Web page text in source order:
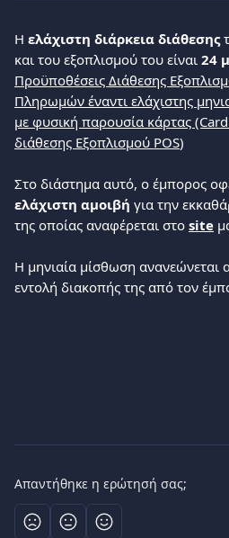
Η ελάχιστη διάρκεια διάθεσης
και του εξοπλισμού του είναι 24
Προϋποθέσεις Διάθεσης
Πληρωμών έναντι ελάχιστης
με φυσική παρουσία κάρτας
διάθεσης Εξοπλισμού POS)
Στο διάστημα αυτό, o έμπορος
ελάχιστη αμοιβή για την
της οποίας αναφέρεται στο site
Η μηνιαία μίσθωση ανανεώνεται
εντολή διακοπής της από τον
Απαντήθηκε η ερώτησή σας;